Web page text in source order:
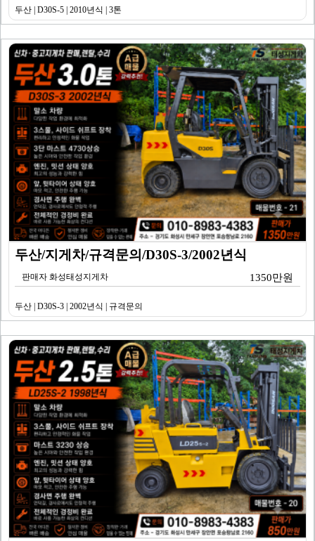
두산 | D30S-5 | 2010년식 | 3톤
두산/지게차/규격문의/D30S-3/2002년식
판매자 화성태성지게차 1350만원
두산 | D30S-3 | 2002년식 | 규격문의